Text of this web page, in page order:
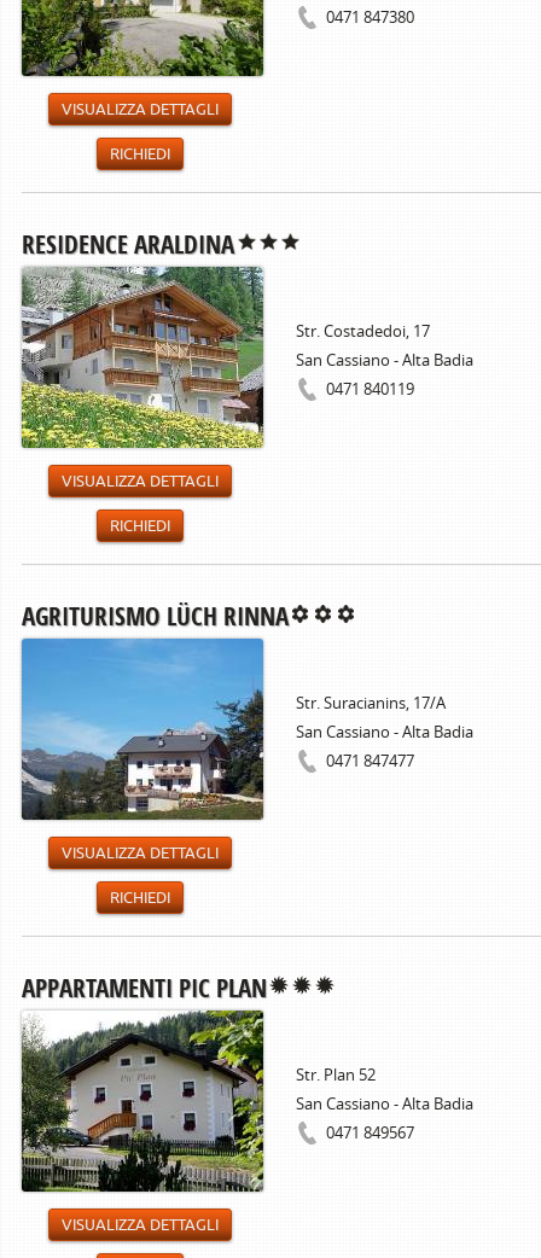
0471 847380
VISUALIZZA DETTAGLI
RICHIEDI
RESIDENCE ARALDINA
Str. Costadedoi, 17
San Cassiano - Alta Badia
0471 840119
VISUALIZZA DETTAGLI
RICHIEDI
AGRITURISMO LÜCH RINNA
Str. Suracianins, 17/A
San Cassiano - Alta Badia
0471 847477
VISUALIZZA DETTAGLI
RICHIEDI
APPARTAMENTI PIC PLAN
Str. Plan 52
San Cassiano - Alta Badia
0471 849567
VISUALIZZA DETTAGLI